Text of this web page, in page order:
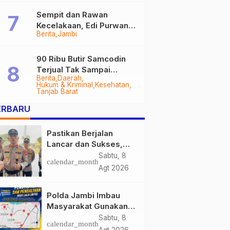
Berita Jambi
Sempit dan Rawan
Kecelakaan, Edi Purwanto
Targetkan Jalan Lintas
2028
Berita Daerah
Hukum & Kriminal
Kesehatan
Tanjab Barat
90 Ribu Butir Samcodin
Terjual Tak Sampai
Setahun, Indra Safari
Desak Audit Menyeluruh
Pastikan Berjalan
Lancar dan Sukses,
Polda Jambi Siapkan
Pengamanan Berlapis
Presisi Merdeka Run
calendar_month
Sabtu, 8
Agt 2026
Polda Jambi Imbau
Masyarakat Gunakan
Jalur Alternatif Selama
Pelaksanaan Presisi
calendar_month
Sabtu, 8